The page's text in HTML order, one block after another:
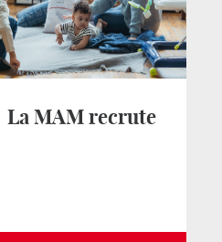
La MAM recrute